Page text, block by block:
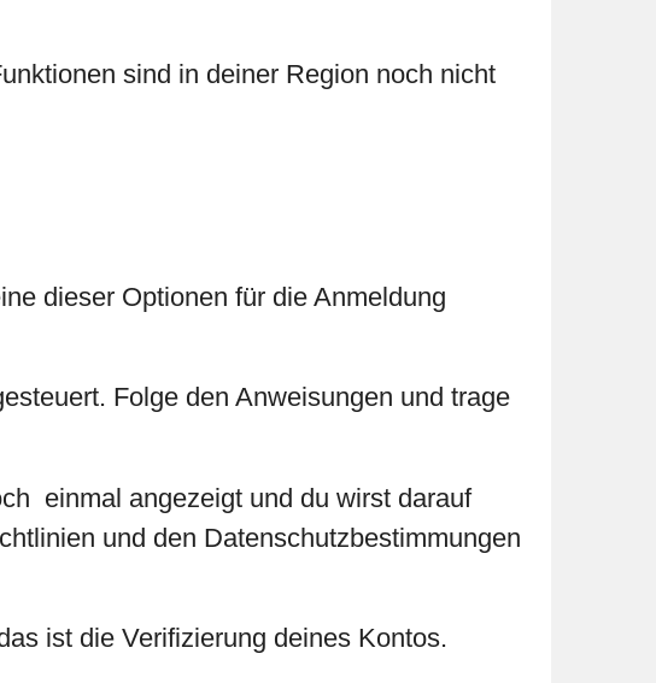
sind in deiner Region noch nicht
dieser Optionen für die Anmeldung
Folge den Anweisungen und trage
einmal angezeigt und du wirst darauf
und den Datenschutzbestimmungen
ist die Verifizierung deines Kontos.